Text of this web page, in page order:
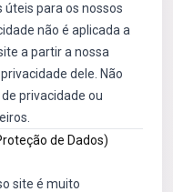
para os nossos
não é aplicada a
a partir a nossa
dele. Não
privacidade ou
de Dados)
site é muito